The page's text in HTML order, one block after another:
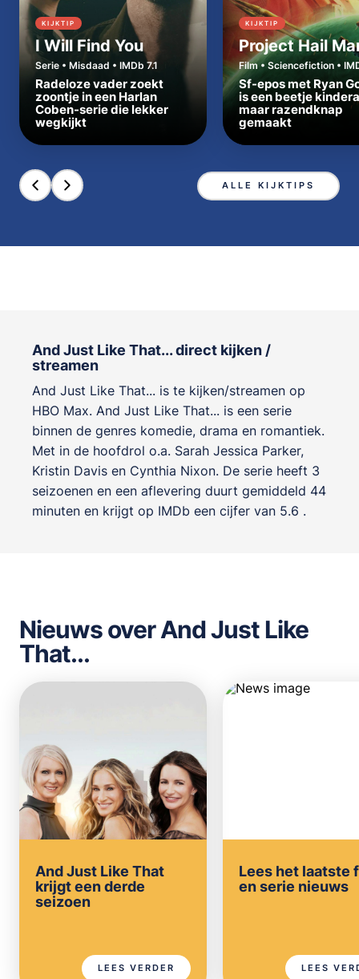
KIJKTIP
I Will Find You
Serie • Misdaad • IMDb 7.1
Radeloze vader zoekt
zoontje in een Harlan
Coben-serie die lekker
wegkijkt
KIJKTIP
Project Hail
Film • Sciencefiction •
Sf-epos met Ryan
is een beetje
maar razendknap
gemaakt
ALLE KIJKTIPS
And Just Like That... direct kijken /
streamen
And Just Like That... is te kijken/streamen op
HBO Max. And Just Like That... is een serie
binnen de genres komedie, drama en romantiek.
Met in de hoofdrol o.a. Sarah Jessica Parker,
Kristin Davis en Cynthia Nixon. De serie heeft 3
seizoenen en een aflevering duurt gemiddeld 44
minuten en krijgt op IMDb een cijfer van 5.6 .
Nieuws over And Just Like
That...
And Just Like That
krijgt een derde
seizoen
LEES VERDER
Lees het laatste
en serie nieuws
LEES